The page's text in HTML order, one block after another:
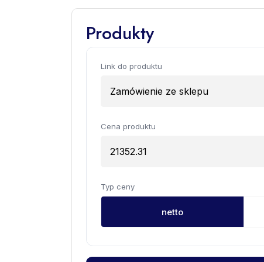
Produkty
Link do produktu
Cena produktu
Typ ceny
netto